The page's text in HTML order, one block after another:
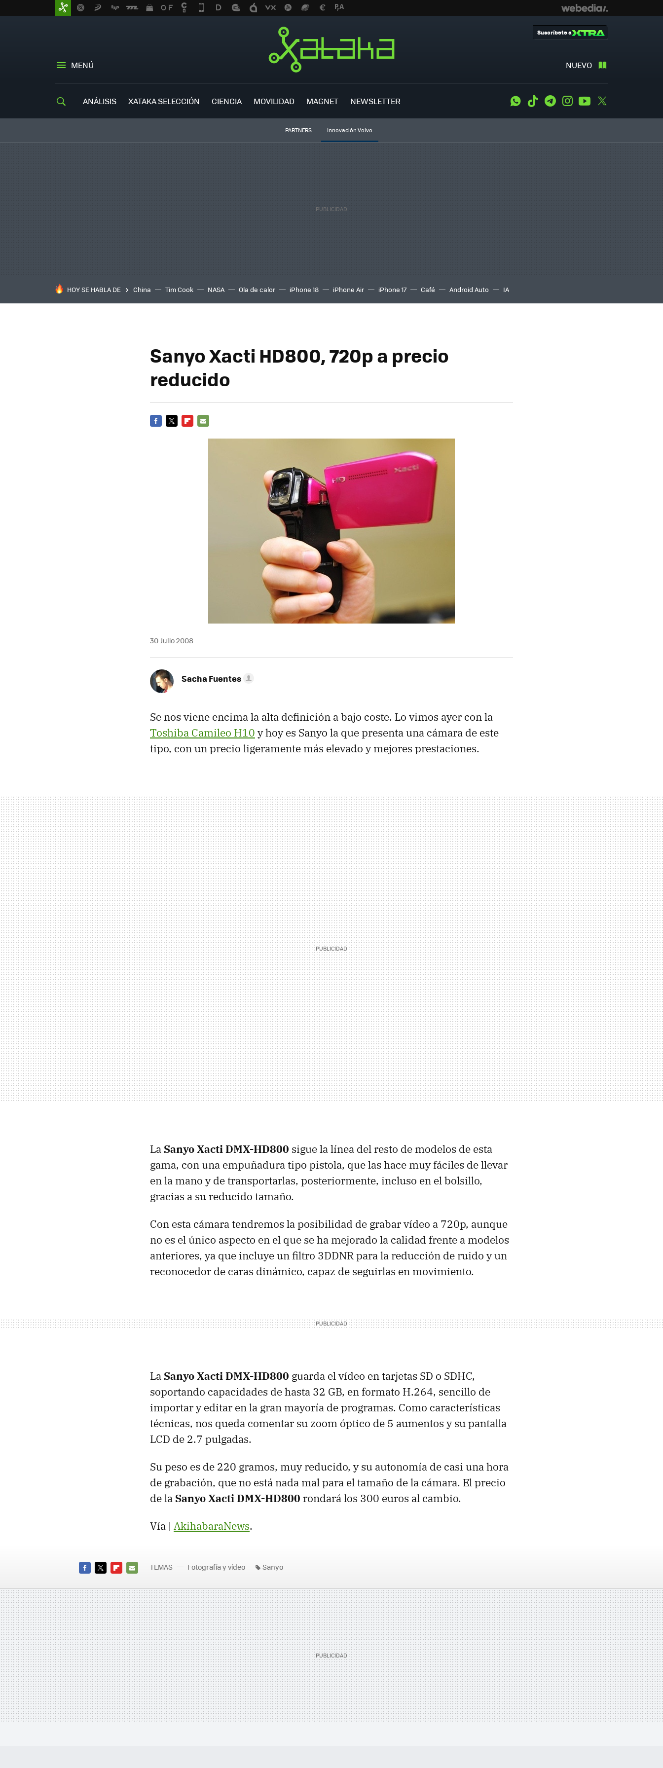
MENÚ NUEVO
Suscríbete a
ANÁLISIS XATAKA SELECCIÓN CIENCIA MOVILIDAD MAGNET NEWSLETTER WhatsApp
Tiktok TelegramInstagramYoutube
PARTNERS Innovación Volvo
HOY SE HABLA DE China Tim Cook NASA Ola de calor iPhone 18 iPhone Air iPhone 17 Café Android Auto IA
Sanyo Xacti HD800, 720p a precio
reducido
30 Julio 2008
Sacha Fuentes
Se nos viene encima la alta definición a bajo coste. Lo vimos ayer con la
Toshiba Camileo H10 y hoy es Sanyo la que presenta una cámara de este
tipo, con un precio ligeramente más elevado y mejores prestaciones.
La Sanyo Xacti DMX-HD800 sigue la línea del resto de modelos de esta
gama, con una empuñadura tipo pistola, que las hace muy fáciles de llevar
en la mano y de transportarlas, posteriormente, incluso en el bolsillo,
gracias a su reducido tamaño.
Con esta cámara tendremos la posibilidad de grabar vídeo a 720p, aunque
no es el único aspecto en el que se ha mejorado la calidad frente a modelos
anteriores, ya que incluye un filtro 3DDNR para la reducción de ruido y un
reconocedor de caras dinámico, capaz de seguirlas en movimiento.
La Sanyo Xacti DMX-HD800 guarda el vídeo en tarjetas SD o SDHC,
soportando capacidades de hasta 32 GB, en formato H.264, sencillo de
importar y editar en la gran mayoría de programas. Como características
técnicas, nos queda comentar su zoom óptico de 5 aumentos y su pantalla
LCD de 2.7 pulgadas.
Su peso es de 220 gramos, muy reducido, y su autonomía de casi una hora
de grabación, que no está nada mal para el tamaño de la cámara. El precio
de la Sanyo Xacti DMX-HD800 rondará los 300 euros al cambio.
Vía | AkihabaraNews.
MAIL
TEMAS Fotografía y vídeo Sanyo